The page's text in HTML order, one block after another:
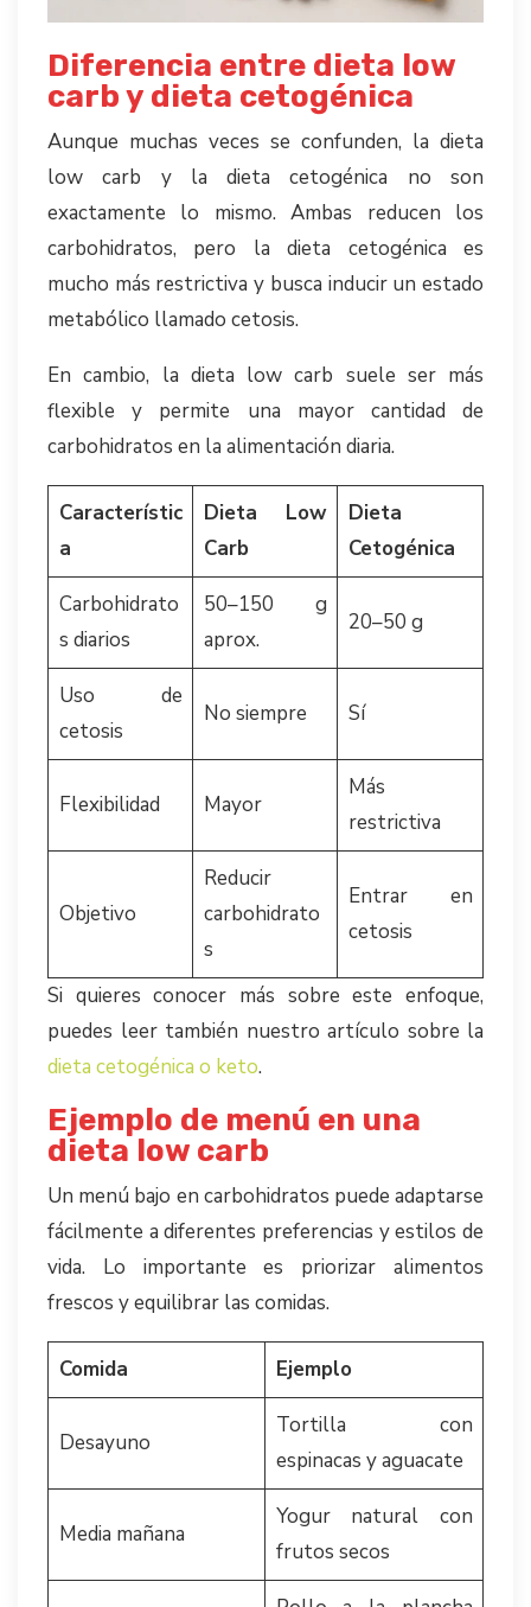
Diferencia entre dieta low
carb y dieta cetogénica
Aunque muchas veces se confunden, la dieta
low carb y la dieta cetogénica no son
exactamente lo mismo. Ambas reducen los
carbohidratos, pero la dieta cetogénica es
mucho más restrictiva y busca inducir un estado
metabólico llamado cetosis.
En cambio, la dieta low carb suele ser más
flexible y permite una mayor cantidad de
carbohidratos en la alimentación diaria.
Característic
a
Dieta Low
Carb
Dieta
Cetogénica
Carbohidrato
s diarios
50–150 g
aprox.
20–50 g
Uso de
cetosis
No siempre Sí
Flexibilidad Mayor
Más
restrictiva
Objetivo
Reducir
carbohidrato
s
Entrar en
cetosis
Si quieres conocer más sobre este enfoque,
puedes leer también nuestro artículo sobre la
dieta cetogénica o keto.
Ejemplo de menú en una
dieta low carb
Un menú bajo en carbohidratos puede adaptarse
fácilmente a diferentes preferencias y estilos de
vida. Lo importante es priorizar alimentos
frescos y equilibrar las comidas.
Comida Ejemplo
Desayuno
Tortilla con
espinacas y aguacate
Media mañana
Yogur natural con
frutos secos